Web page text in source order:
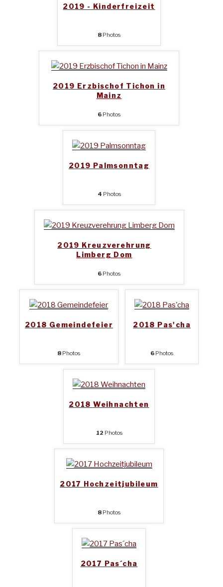
2019 - Kinderfreizeit
8 Photos
2019 Erzbischof Tichon in
Mainz
6 Photos
2019 Palmsonntag
4 Photos
2019 Kreuzverehrung
Limberg Dom
6 Photos
2018 Gemeindefeier
8 Photos
2018 Pas'cha
6 Photos
2018 Weihnachten
12 Photos
2017 Hochzeitjubileum
8 Photos
2017 Pas´cha